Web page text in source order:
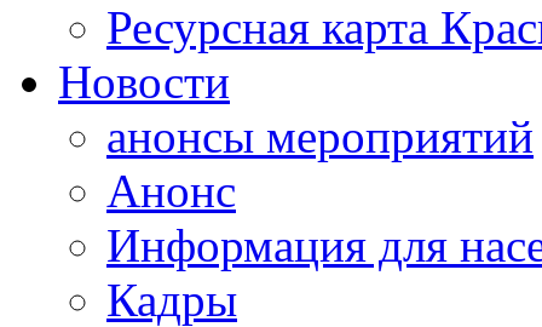
Ресурсная карта
Новости
анонсы мероприятий
Анонс
Информация для
Кадры